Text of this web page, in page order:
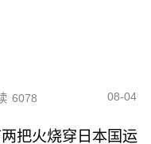
6078 08-04
把火烧穿日本国运